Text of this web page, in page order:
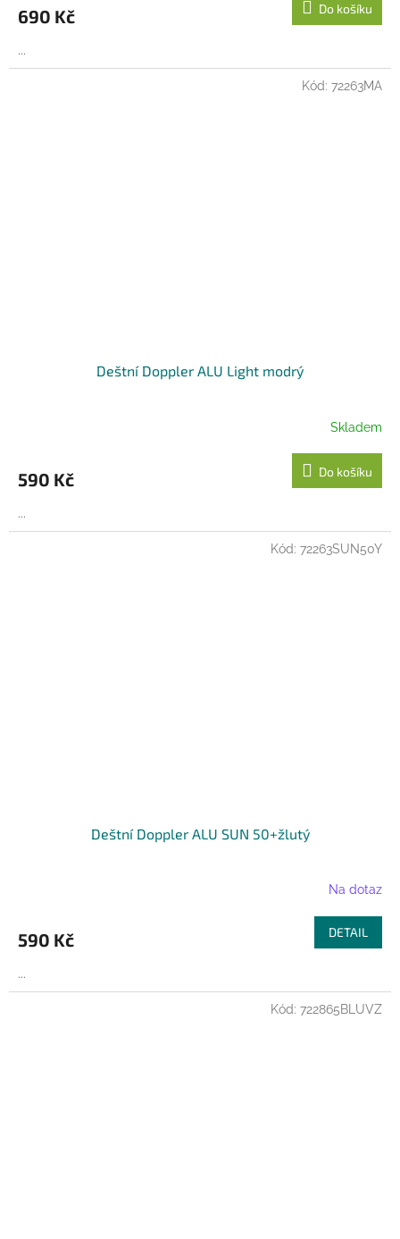
690 Kč Do košíku
...
Deštní Doppler ALU Light modrý
Skladem
590 Kč Do košíku
...
Kód: 72263MA
Deštní Doppler ALU SUN 50+žlutý
Na dotaz
590 Kč DETAIL
...
Kód: 72263SUN50Y
Kód: 722865BLUVZ